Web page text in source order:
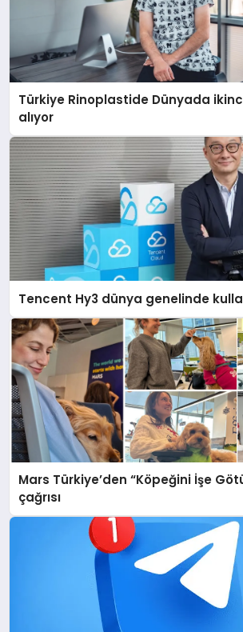
Türkiye Rinoplastide Dünyada
alıyor
Tencent Hy3 dünya genelinde
Mars Türkiye’den “Köpeğini İşe
çağrısı